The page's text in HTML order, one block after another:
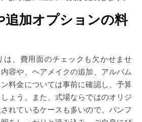
追加オプションの料
、費用面のチェックも欠かせませ
容や、ヘアメイクの追加、アルバム
料金については事前に確認し、予算
ょう。また、式場ならではのオリジ
れているケースも多いので、パンフ